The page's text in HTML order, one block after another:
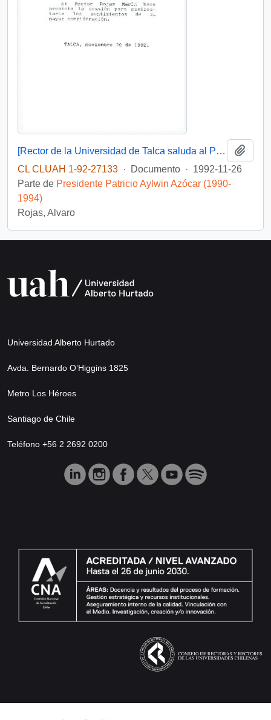
[Rector de la Universidad de Talca saluda al Presidente en su cumpleaños]
CL CLUAH 1-92-27133 · Documento · 1992-11-26
Parte de Presidente Patricio Aylwin Azócar (1990-
1994)
Rojas, Alvaro
Universidad Alberto Hurtado
Avda. Bernardo O’Higgins 1825
Metro Los Héroes
Santiago de Chile
Teléfono +56 2 2692 0200